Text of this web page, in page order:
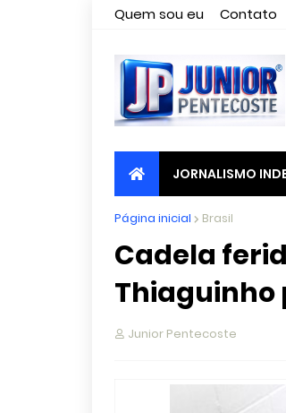
Quem sou eu Contato
JORNALISMO
Página inicial Brasil
Cadela
Thiaguinho
Junior Pentecoste